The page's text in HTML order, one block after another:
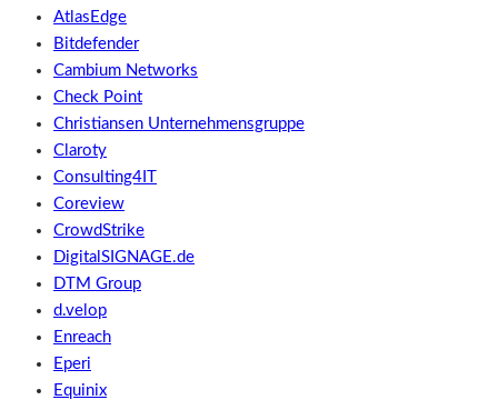
AtlasEdge
Bitdefender
Cambium Networks
Check Point
Christiansen Unternehmensgruppe
Claroty
Consulting4IT
Coreview
CrowdStrike
DigitalSIGNAGE.de
DTM Group
d.velop
Enreach
Eperi
Equinix